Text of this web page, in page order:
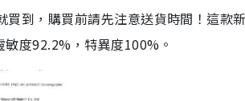
到，購買前請先注意送貨時間！這款
度92.2%，特異度100%。